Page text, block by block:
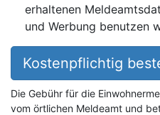
erhaltenen
und Werbung benutzen
Kostenpflichtig
Die Gebühr für die
vom örtlichen Meldeamt und